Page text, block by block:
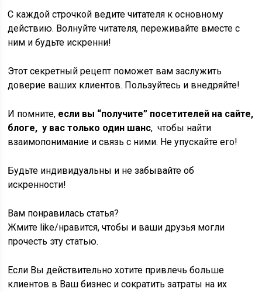
С каждой строчкой ведите читателя к основному
действию. Волнуйте читателя, переживайте вместе с
ним и будьте искренни!
Этот секретный рецепт поможет вам заслужить
доверие ваших клиентов. Пользуйтесь и внедряйте!
И помните, если вы “получите” посетителей на сайте,
блоге, у вас только один шанс, чтобы найти
взаимопонимание и связь с ними. Не упускайте его!
Будьте индивидуальны и не забывайте об
искренности!
Вам понравилась статья?
Жмите like/нравится, чтобы и ваши друзья могли
прочесть эту статью.
Если Вы действительно хотите привлечь больше
клиентов в Ваш бизнес и сократить затраты на их